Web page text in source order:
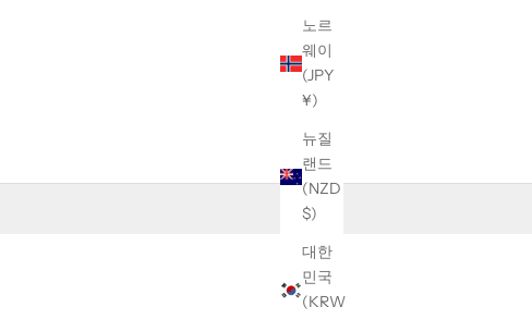
노르
웨이
(JPY
¥)
뉴질
랜드
(NZD
$)
대한
민국
(KRW